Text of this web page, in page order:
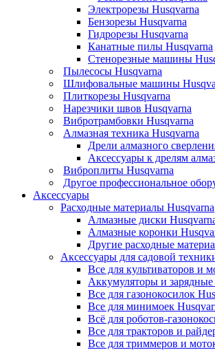
Электрорезы Husqvarna
Бензорезы Husqvarna
Гидрорезы Husqvarna
Канатные пилы Husqvarna
Стенорезные машины
Пылесосы Husqvarna
Шлифовальные машины
Плиткорезы Husqvarna
Нарезчики швов Husqvarna
Вибротрамбовки Husqvarna
Алмазная техника Husqvarna
Дрели алмазного
Аксессуары к дрелям
Виброплиты Husqvarna
Другое профессиональное
Аксессуары
Расходные материалы Husqvarna
Алмазные диски
Алмазные коронки
Другие расходные
Аксессуары для садовой
Все для культиваторов и
Аккумуляторы и зарядные
Все для газонокосилок
Все для минимоек
Всё для роботов-
Все для тракторов и
Все для триммеров и